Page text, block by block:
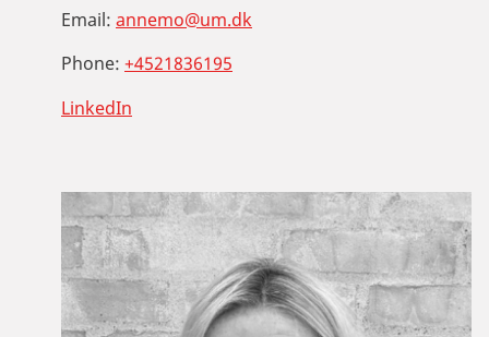
Email: annemo@um.dk
Phone: +4521836195
LinkedIn